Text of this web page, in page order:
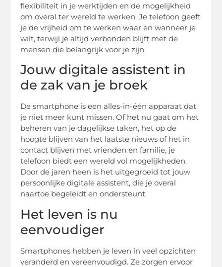
flexibiliteit in je werktijden en de mogelijkheid
om overal ter wereld te werken. Je telefoon geeft
je de vrijheid om te werken waar en wanneer je
wilt, terwijl je altijd verbonden blijft met de
mensen die belangrijk voor je zijn.
Jouw digitale assistent in
de zak van je broek
De smartphone is een alles-in-één apparaat dat
je niet meer kunt missen. Of het nu gaat om het
beheren van je dagelijkse taken, het op de
hoogte blijven van het laatste nieuws of het in
contact blijven met vrienden en familie, je
telefoon biedt een wereld vol mogelijkheden.
Door de jaren heen is het uitgegroeid tot jouw
persoonlijke digitale assistent, die je overal
naartoe begeleidt en ondersteunt.
Het leven is nu
eenvoudiger
Smartphones hebben je leven in veel opzichten
veranderd en vereenvoudigd. Ze zorgen ervoor